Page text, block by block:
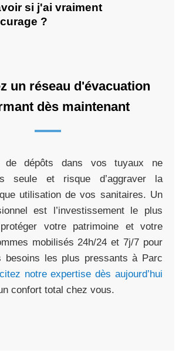
si j'ai vraiment
?
un réseau d'évacuation
dès maintenant
de dépôts dans vos tuyaux ne
seule et risque d’aggraver la
utilisation de vos sanitaires. Un
est l’investissement le plus
votre patrimoine et votre
mobilisés 24h/24 et 7j/7 pour
besoins les plus pressants à Parc
notre expertise dès aujourd’hui
confort total chez vous.